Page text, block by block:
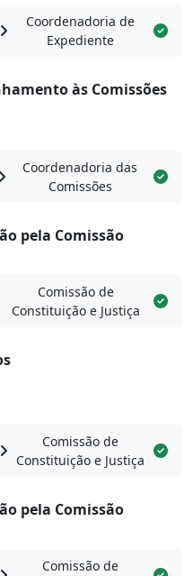
Coordenadoria de
Expediente
às Comissões
Coordenadoria das
Comissões
pela Comissão
Comissão de
Constituição e Justiça
Comissão de
Constituição e Justiça
pela Comissão
Comissão de